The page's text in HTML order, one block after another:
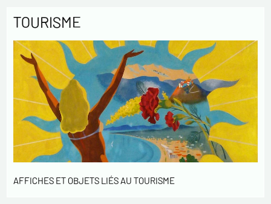
TOURISME
AFFICHES ET OBJETS LIÉS AU TOURISME